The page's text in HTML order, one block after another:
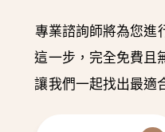
專業諮詢師將為您進
這一步，完全免費且
讓我們一起找出最適